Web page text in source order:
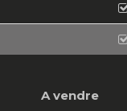
A vendre